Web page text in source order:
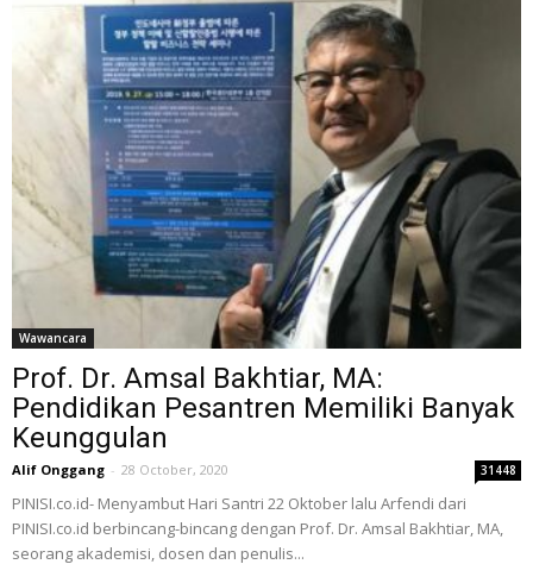
Wawancara
Prof. Dr. Amsal Bakhtiar, MA:
Pendidikan Pesantren Memiliki Banyak
Keunggulan
Alif Onggang - 28 October, 2020 31448
PINISI.co.id- Menyambut Hari Santri 22 Oktober lalu Arfendi dari
PINISI.co.id berbincang-bincang dengan Prof. Dr. Amsal Bakhtiar, MA,
seorang akademisi, dosen dan penulis...